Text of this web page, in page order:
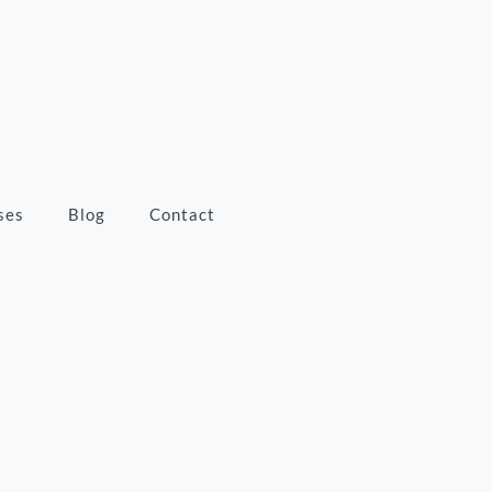
Blog Contact